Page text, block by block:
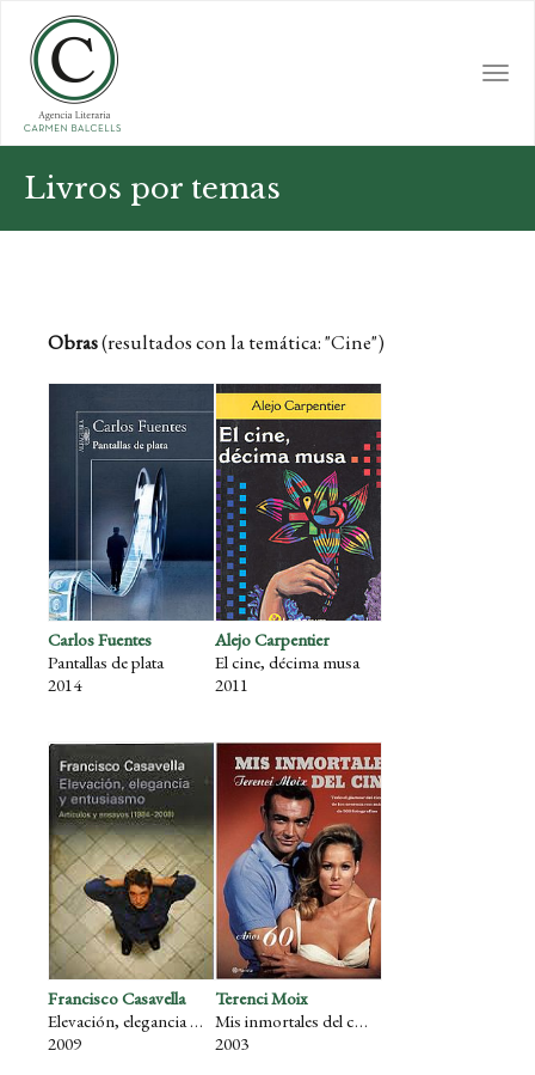
main
content
Livros por temas
Obras(resultados con la temática: "Cine")
Carlos Fuentes
Pantallas de plata
2014
Alejo Carpentier
El cine, décima musa
2011
Francisco Casavella
Elevación, elegancia y entusiasmo. Artículos y ensayos (1984-2008)
2009
Terenci Moix
Mis inmortales del cine. Años 60
2003